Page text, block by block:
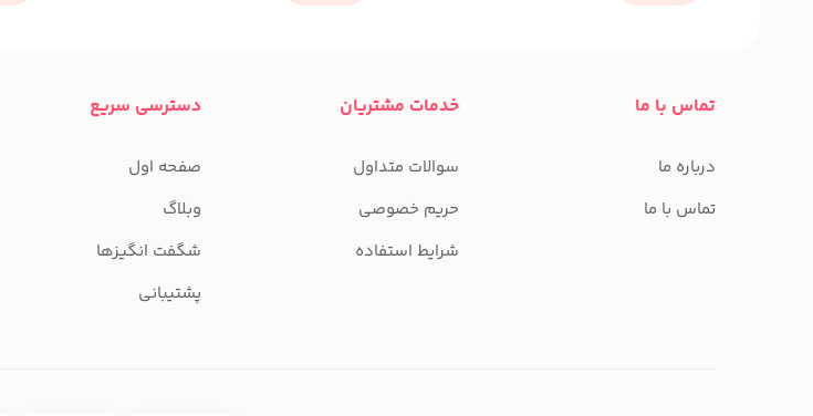
تماس با ما
درباره ما
تماس با ما
خدمات مشتریان
سوالات متداول
حریم خصوصی
شرایط استفاده
دسترسی سریع
صفحه اول
وبلاگ
شگفت انگیزها
پشتیبانی